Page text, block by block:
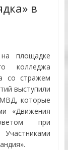
в
площадке
колледжа
со стражем
выступили
МВД, которые
«Движения
при